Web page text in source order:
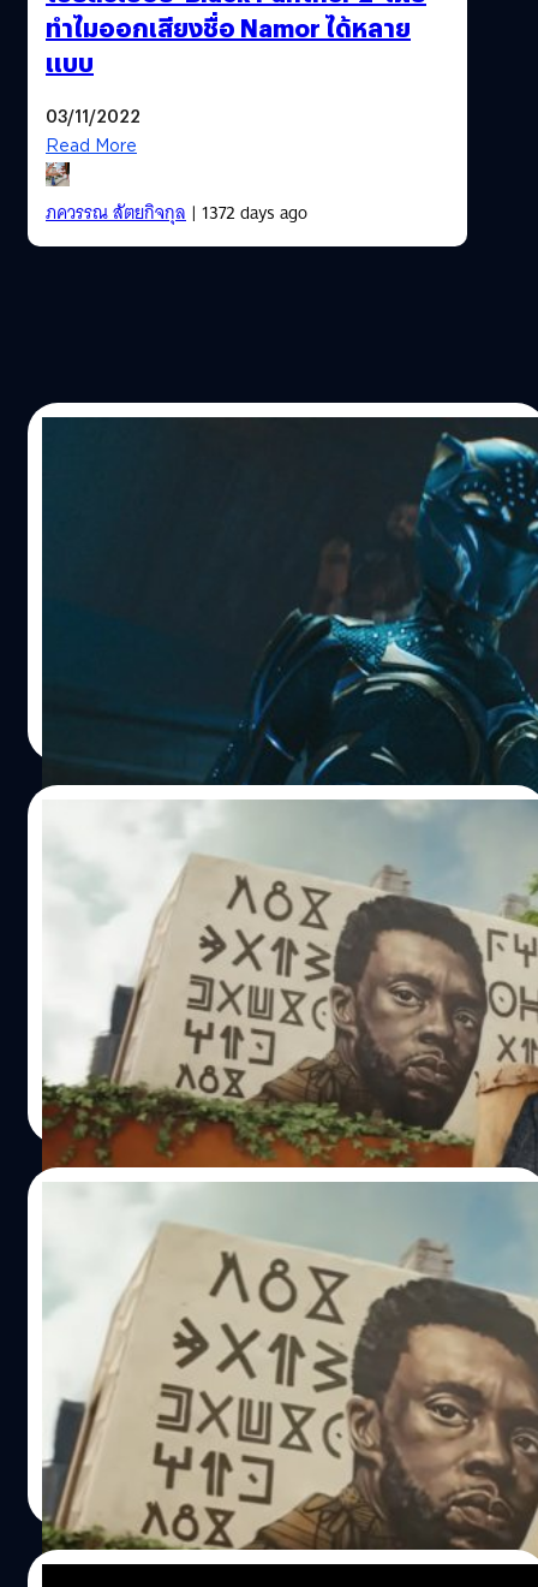
ทำไมออกเสียงชื่อ Namor ได้หลาย
แบบ
03/11/2022
Read More
ภควรรณ สัตยกิจกุล| 1372 days ago
วิเคราะห์เรื่องราว จากตัวอย่าง 2 ของ ‘Black
หลังจาก 'Marvel Studio' ได้ปล่อยตัวอย่างที่ 2 ของภาพยนตร์
'Black Panther: Wakanda Forever' ให้เราได้ชมกันในวัน
จันทร์ที่ 3 ตุลาคมที่ผ่านมา ซึ่งได้เผยเรื่องราวต่าง ๆ บางส่วน
ภายในภาคนี้ก่อนที่จะเข้าฉายอีกด้วย เรามาดูกันเลยดีกว่าว่า
ตัวอย่างนี้มีเรื่องราวอะไรที่น่าสนใจให้เราวิเคราะห์กันบ้าง ถ้า
พร้อมแล้วไปชมกันได้เลย Black Panther คนใหม่อาจได้พบ
กับ ที ชัลลา เป็นที่ยืนยันอย่างเป็นทางการแล้วว่า แบล็ค แพน
เธอร์ (Black Panther) หญิงคนต่อไปคือ ชูริ รับบทโดย เลทิ
เทีย ไรท์ (Letitia Wright) มารับช่วงต่อจากพี่ชาย ที ชัลลา
(แชดวิก โบสแมน - Chadwick Boseman) ผู้ล่วงลับ สังเกตได้
จากตำแหน่งจุดแต้มขาวของชุดบนหน้ากาก ที่เหมือนกับจุด
แต้มขาวบนหน้า ชูริ ยามออกศึกไม่มีผิด แต่การที่ชูริจะได้รับ
พลังของ แบล็ค แพนเธอร์ นั้น ชูริจะต้องไปพบกับบรรพบุรุษผู้
เคยได้รับพลังมาเสียก่อน ในดินแดนหลังความตายที่พวกเขา
เรียกกันว่า 'ลานแห่งบรรพชน'…
| 1401 days ago
Kevin Feige เผยเหตุผลที่ไม่หานักแสดงใหม่
มารับบท ‘ที ชัลลา’ ต่อ
ประธาน 'Marvel Studios' อย่าง เควิน ไฟกี (Kevin Feige)
ออกมาเปิดใจว่า ทำไมเขาถึงตัดสินใจที่จะไม่หานักแสดงคน
อื่นมารับช่วงต่อในบทกษัตริย์ที ชัลลา แห่ง 'Black Panther'
โดยเขานั้นให้เหตุผลว่า นักแสดงผู้ล่วงลับ แชดวิก โบสแมน
(Chadwick Boseman) ควรได้รับเกียรติในบทนี้ และทุกอย่าง
มันเร็วเกินไปถ้าจะหาใครมาแทนที่ ไฟกีได้ให้สัมภาษณ์กับ
Empire เกี่ยวกับประเด็นนี้ว่า "มันรู้สึกเร็วเกินไปที่จะหานัก
แสดงคนใหม่มาแทนที่ เพราะ สแตน ลี (Stan Lee) กล่าวเสมอ
ว่า Marvel เป็นตัวแทนจากอีกโลกที่ต่างออกไป และเราได้มา
พูดคุยกันว่าจะทำอย่างไรให้เรื่องราวของตัวละคร มันพิเศษน่า
อัศจรรย์และสมเหตุสมผลเท่าที่เราจะทำได้ โลกยังคงสูญเสีย
โบสแมน และ ไรอัน คูลเกอร์ (Ryan Coogler) ผู้กำกับก็ได้ใส่
มันลงไปในเรื่องราวนี้" ไฟกีได้พูดต่อว่า "ที่พูดมาทั้งหมดนี้คือ
'เราจะทำอะไรต่อไป?' เราจะทำอย่างไรกับสิ่งที่โบสแมนทิ้ง
มรดกไว้ให้เรา และสิ่งที่เขาทำไว้เพื่อช่วยวาคานดา และ
'Black Panther' ให้กลายเป็นไอเดียที่น่าทึ่ง ด้วยสัญลักษณ์
เหล่านี้ เราจะสานต่อให้มันดีได้อย่างไร นั่นแหละคือสิ่งที่เรา
อยากจะเล่า"…
ปัญญา เสือสิงห์ | 1408 days ago
Read More
เปิดความหมายข้อความไว้อาลัย ‘ที ชัลลา’ จาก
ตัวอย่าง ‘Black Panther 2’
ในงาน Comic-Con 2022 Marvel Studios ได้ปล่อยทีเซอร์
แรกของ 'Black Panther: Wakanda Forever' ให้แฟน ๆ ได้รับ
ชมกัน ซึ่งไฮไลต์ของตัวอย่างล่าสุดนี้ ได้แฝงกลิ่นอายของการ
ไว้อาลัยให้กับ แชดวิก โบสแมน (Chadwick Boseman) นัก
แสดงผู้รับบท แบล็ค แพนเธอร์ (Black Panther) ที่เสียชีวิตไป
เมื่อปี 2020 ไม่น้อย จากตัวอย่างนี้ ได้มีการเผยภาพกษัตริย์ที
ชัลลา (T-Challa) ผู้ล่วงลับ ถูกวาดบนผนังกำแพง และมีภาษา
วาคานดัน (wakandan) ซึ่งเป็นภาษาท้องถิ่นของชาววาคานดา
(Wakanda) เขียนไว้อาลัยอยู่ด้านหลัง ตัวอักษรเหล่านี้เมื่อแปล
ปัญญา เสือสิงห์| 1471 days ago
Read More